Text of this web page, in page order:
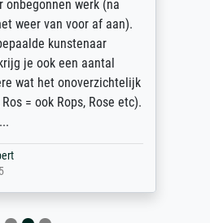
onbegonnen werk (na
weer van voor af aan).
kunstenaar
je ook een aantal
wat het onoverzichtelijk
= ook Rops, Rose etc).